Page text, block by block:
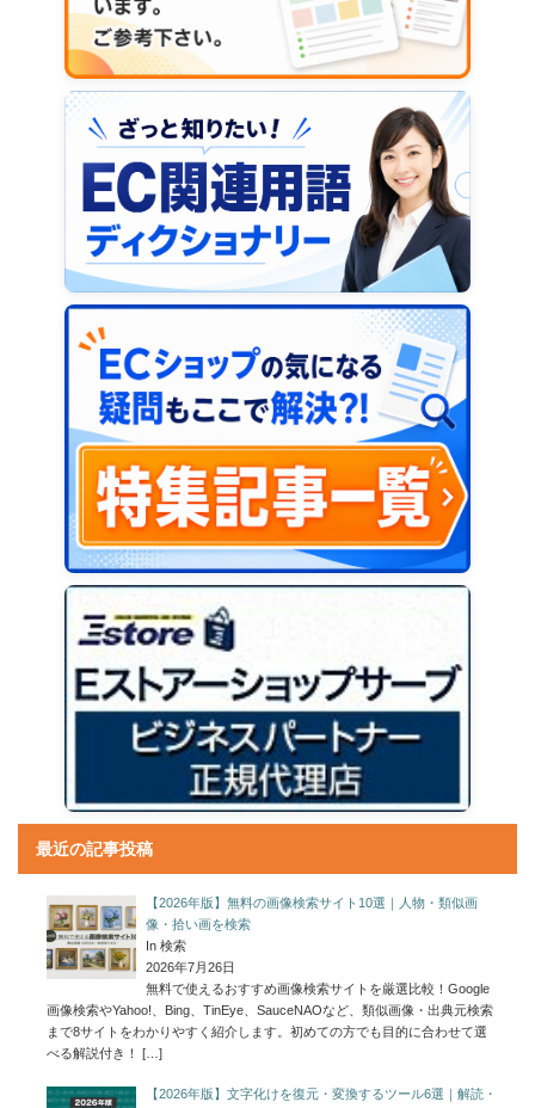
最近の記事投稿
【2026年版】無料の画像検索サイト10選｜人物・類似画
像・拾い画を検索
In 検索
2026年7月26日
無料で使えるおすすめ画像検索サイトを厳選比較！Google
画像検索やYahoo!、Bing、TinEye、SauceNAOなど、類似画像・出典元検索
まで8サイトをわかりやすく紹介します。初めての方でも目的に合わせて選
べる解説付き！
[…]
【2026年版】文字化けを復元・変換するツール6選｜解読・